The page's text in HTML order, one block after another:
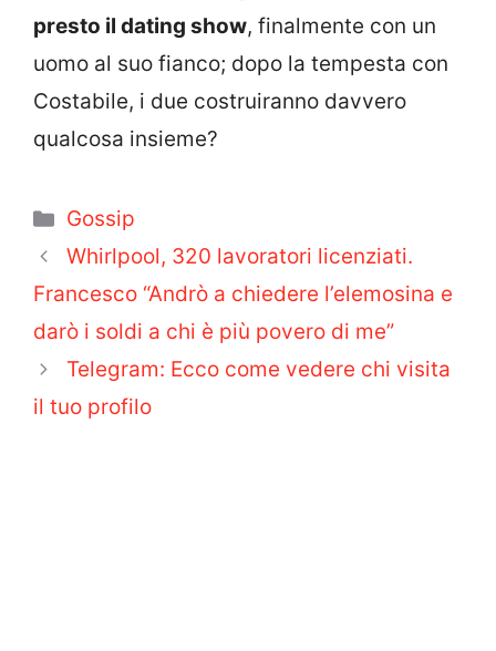
presto il dating show, finalmente con un
uomo al suo fianco; dopo la tempesta con
Costabile, i due costruiranno davvero
qualcosa insieme?
Categorie
Gossip
Whirlpool, 320 lavoratori licenziati.
Francesco “Andrò a chiedere l’elemosina e
darò i soldi a chi è più povero di me”
Telegram: Ecco come vedere chi visita
il tuo profilo